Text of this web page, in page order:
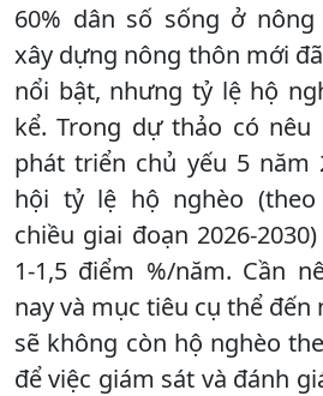
60% dân số sống ở
xây dựng nông thôn mới
nổi bật, nhưng tỷ lệ hộ
kể. Trong dự thảo có
phát triển chủ yếu 5 năm
hội tỷ lệ hộ nghèo (theo
chiều giai đoạn 2026-
1-1,5 điểm %/năm. Cần
nay và mục tiêu cụ thể đến
sẽ không còn hộ nghèo
để việc giám sát và đánh